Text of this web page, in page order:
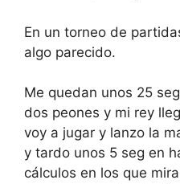
En un torneo de
algo parecido.
Me quedan unos 25
dos peones y mi rey
voy a jugar y lanzo la
y tardo unos 5 seg en
cálculos en los que